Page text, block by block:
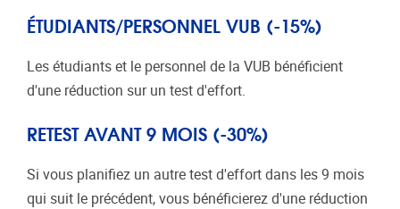
ÉTUDIANTS/PERSONNEL VUB (-15%)
Les étudiants et le personnel de la VUB bénéficient
d'une réduction sur un test d'effort.
RETEST AVANT 9 MOIS (-30%)
Si vous planifiez un autre test d'effort dans les 9 mois
qui suit le précédent, vous bénéficierez d'une réduction